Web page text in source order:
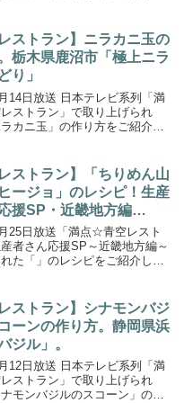
料米をエサに、恵まれた環境で
、臭みが...
レストラン】ニラカニ玉の
栃木県鹿沼市「極上ニラ
り」
14日放送 日本テレビ系列「満
ストラン」で取り上げられ
カニ玉」の作り方をご紹介し
量が全国第２位という大産地
どりは栃木県...
レストラン】「ちりめん山
ージョ」のレシピ！生産
援SP・近畿地方編
25日放送「満点☆青空レスト
者さん応援SP～近畿地方編～
た「」のレシピをご紹介しま
ん応援SP(2020.4.25)「ちりめん
レストラン】シナモンバジ
ーンの作り方。静岡県浜
ジル」。
12日放送 日本テレビ系列「満
ストラン」で取り上げられ
モンバジルのスコーン」の作